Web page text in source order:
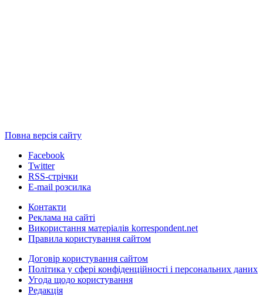
Повна версія сайту
Facebook
Twitter
RSS-стрічки
E-mail розсилка
Контакти
Реклама на сайті
Використання матеріалів korrespondent.net
Правила користування сайтом
Договір користування сайтом
Політика у сфері конфіденційності і персональних даних
Угода щодо користування
Редакція